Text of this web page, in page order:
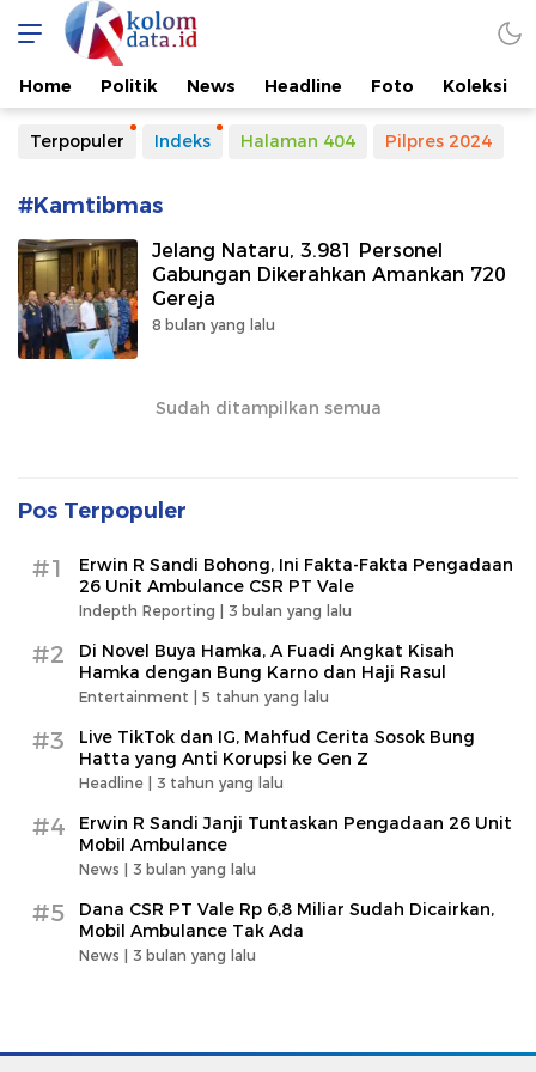
Kolomdata.id
Home Politik News Headline Foto Koleksi
Terpopuler Indeks Halaman 404 Pilpres 2024
#Kamtibmas
Jelang Nataru, 3.981 Personel
Gabungan Dikerahkan Amankan 720
Gereja
8 bulan yang lalu
Sudah ditampilkan semua
Pos Terpopuler
#1
Erwin R Sandi Bohong, Ini Fakta-Fakta Pengadaan
26 Unit Ambulance CSR PT Vale
Indepth Reporting | 3 bulan yang lalu
#2
Di Novel Buya Hamka, A Fuadi Angkat Kisah
Hamka dengan Bung Karno dan Haji Rasul
Entertainment | 5 tahun yang lalu
#3
Live TikTok dan IG, Mahfud Cerita Sosok Bung
Hatta yang Anti Korupsi ke Gen Z
Headline | 3 tahun yang lalu
#4
Erwin R Sandi Janji Tuntaskan Pengadaan 26 Unit
Mobil Ambulance
News | 3 bulan yang lalu
#5
Dana CSR PT Vale Rp 6,8 Miliar Sudah Dicairkan,
Mobil Ambulance Tak Ada
News | 3 bulan yang lalu